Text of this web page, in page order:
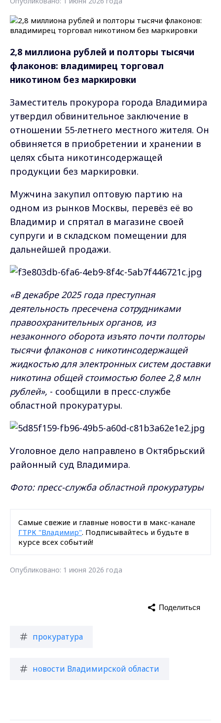
2,8 миллиона рублей и полторы тысячи
флаконов: владимирец торговал
никотином без маркировки
Заместитель прокурора города Владимира
утвердил обвинительное заключение в
отношении 55-летнего местного жителя. Он
обвиняется в приобретении и хранении в
целях сбыта никотинсодержащей
продукции без маркировки.
Мужчина закупил оптовую партию на
одном из рынков Москвы, перевёз её во
Владимир и спрятал в магазине своей
супруги и в складском помещении для
дальнейшей продажи.
«В декабре 2025 года преступная
деятельность пресечена сотрудниками
правоохранительных органов, из
незаконного оборота изъято почти полторы
тысячи флаконов с никотинсодержащей
жидкостью для электронных систем доставки
никотина общей стоимостью более 2,8 млн
рублей», - сообщили в пресс-службе
областной прокуратуры.
Уголовное дело направлено в Октябрьский
районный суд Владимира.
Фото: пресс-служба областной прокуратуры
Самые свежие и главные новости в макс-канале
ГТРК "Владимир". Подписывайтесь и будьте в
курсе всех событий!
Опубликовано: 1 июня 2026 года
прокуратура
новости Владимирской области
Поделиться